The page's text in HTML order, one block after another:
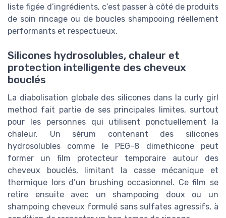
liste figée d’ingrédients, c’est passer à côté de produits
de soin rincage ou de boucles shampooing réellement
performants et respectueux.
Silicones hydrosolubles, chaleur et
protection intelligente des cheveux
bouclés
La diabolisation globale des silicones dans la curly girl
method fait partie de ses principales limites, surtout
pour les personnes qui utilisent ponctuellement la
chaleur. Un sérum contenant des silicones
hydrosolubles comme le PEG-8 dimethicone peut
former un film protecteur temporaire autour des
cheveux bouclés, limitant la casse mécanique et
thermique lors d’un brushing occasionnel. Ce film se
retire ensuite avec un shampooing doux ou un
shampoing cheveux formulé sans sulfates agressifs, à